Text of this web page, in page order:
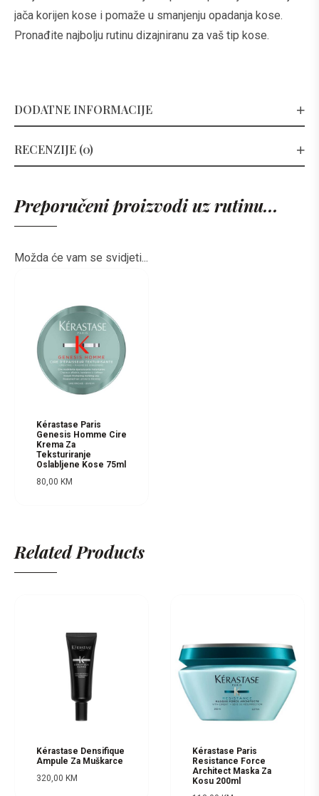
jača korijen kose i pomaže u smanjenju opadanja kose.
Pronađite najbolju rutinu dizajniranu za vaš tip kose.
DODATNE INFORMACIJE
RECENZIJE (0)
Preporučeni proizvodi uz rutinu...
Možda će vam se svidjeti...
Kérastase Paris
Genesis Homme Cire
Krema Za
Teksturiranje
Oslabljene Kose 75ml
80,00 KM
Related Products
Kérastase Densifique
Ampule Za Muškarce
320,00 KM
Kérastase Paris
Resistance Force
Architect Maska Za
Kosu 200ml